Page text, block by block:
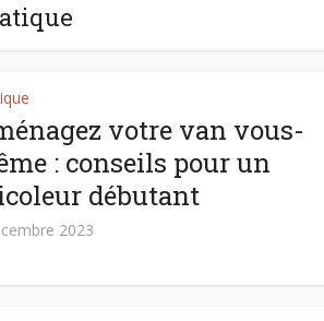
votre van vous-
: conseils pour un
débutant
2023